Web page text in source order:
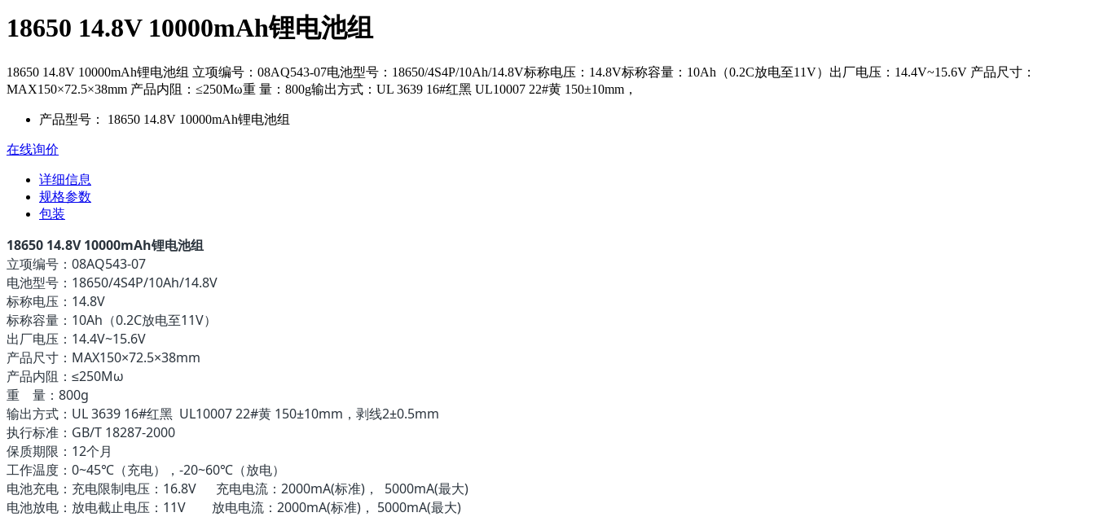
18650 14.8V 10000mAh锂电池组
18650 14.8V 10000mAh锂电池组 立项编号：08AQ543-07电池型号：18650/4S4P/10Ah/14.8V标称电压：14.8V标称容量：10Ah（0.2C放电至11V）出厂电压：14.4V~15.6V 产品尺寸：
MAX150×72.5×38mm 产品内阻：≤250Mω重 量：800g输出方式：UL 3639 16#红黑 UL10007 22#黄 150±10mm，
产品型号： 18650 14.8V 10000mAh锂电池组
在线询价
详细信息
规格参数
包装
18650 14.8V 10000mAh锂电池组
立项编号：08AQ543-07
电池型号：18650/4S4P/10Ah/14.8V
标称电压：14.8V
标称容量：10Ah（0.2C放电至11V）
出厂电压：14.4V~15.6V
产品尺寸：MAX150×72.5×38mm
产品内阻：≤250Mω
重 量：800g
输出方式：UL 3639 16#红黑 UL10007 22#黄 150±10mm，剥线2±0.5mm
执行标准：GB/T 18287-2000
保质期限：12个月
工作温度：0~45℃（充电），-20~60℃（放电）
电池充电：充电限制电压：16.8V 充电电流：2000mA(标准)， 5000mA(最大)
电池放电：放电截止电压：11V 放电电流：2000mA(标准)， 5000mA(最大)